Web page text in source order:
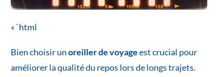
« `html
Bien choisir unoreiller de voyageest crucial pour
améliorer la qualité du repos lors de longs trajets.